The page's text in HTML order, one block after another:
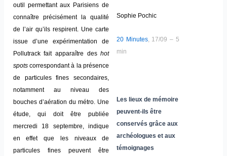
Sophie Pochic
20 Minutes, 17/09 – 5
min
Les lieux de mémoire
peuvent-ils être
conservés grâce aux
archéologues et aux
témoignages
outil permettant aux Parisiens de
connaître précisément la qualité
de l’air qu’ils respirent. Une carte
issue d’une expérimentation de
Pollutrack fait apparaître deshot
spotscorrespondant à la présence
de particules fines secondaires,
notamment au niveau des
bouches d’aération du métro. Une
étude, qui doit être publiée
mercredi 18 septembre, indique
en effet que les niveaux de
particules fines peuvent être